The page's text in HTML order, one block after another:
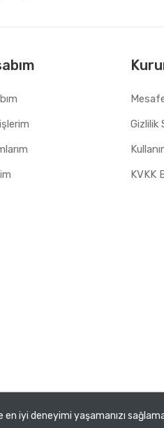
Gizlilik
KVKK
San. ve Tic. A.Ş.
en iyi deneyimi yaşamanızı